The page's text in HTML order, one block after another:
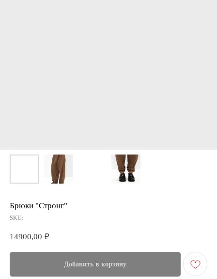
Брюки "Стронг"
SKU:
14900,00 ₽
Добавить в корзину